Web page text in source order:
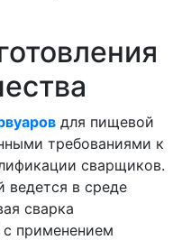
для пищевой
требованиями к
сварщиков.
в среде
сварка
применением